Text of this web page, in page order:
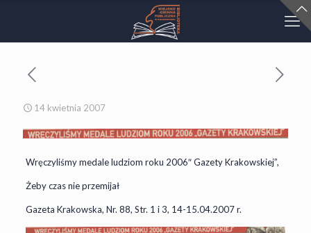
14 kwietnia 2007
Wręczyliśmy medale ludziom roku 2006″ Gazety Krakowskiej”,
Żeby czas nie przemijał
Gazeta Krakowska, Nr. 88, Str. 1 i 3, 14-15.04.2007 r.